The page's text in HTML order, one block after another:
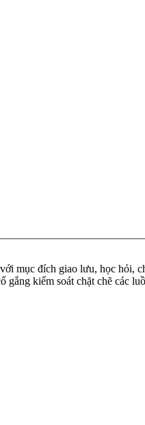
mục đích giao lưu, học hỏi,
kiểm soát chặt chẽ các